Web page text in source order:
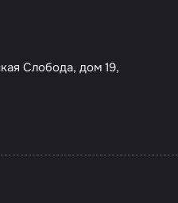
Слобода, дом 19,